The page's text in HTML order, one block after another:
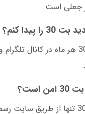
جعلی است.
پیدا کنم؟
آدرس جدید بت 30 هر ماه در
است؟